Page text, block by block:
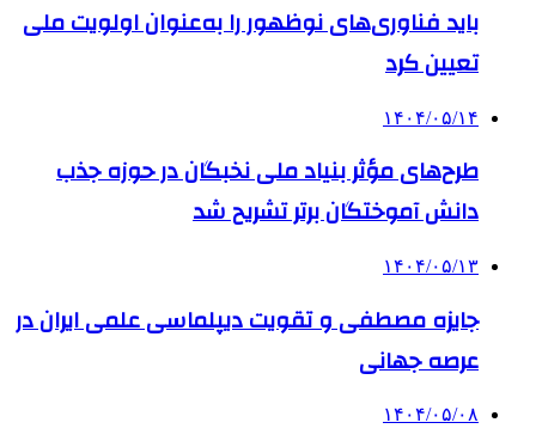
باید فناوری‌های نوظهور را به‌عنوان اولویت ملی
تعیین کرد
۱۴۰۴/۰۵/۱۴
طرح‌های مؤثر بنیاد ملی نخبگان در حوزه جذب
دانش آموختگان برتر تشریح شد
۱۴۰۴/۰۵/۱۳
جایزه مصطفی و تقویت دیپلماسی علمی ایران در
عرصه جهانی
۱۴۰۴/۰۵/۰۸